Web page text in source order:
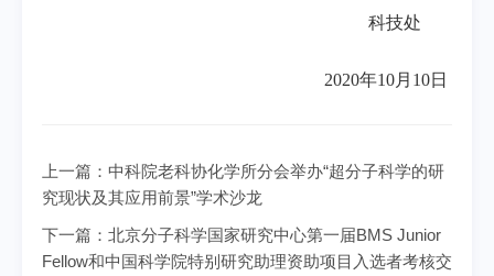
科技处
2020年10月 10日
上一篇： 中科院老科协化学所分会举办“超分子科学的研
究现状及其应用前景”学术沙龙
下一篇： 北京分子科学国家研究中心第一届BMS Junior
Fellow和中国科学院特别研究助理资助项目入选者考核交